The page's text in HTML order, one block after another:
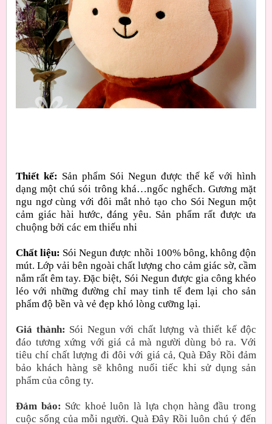
Thiết kế: Sản phẩm Sói Negun được thế kế với hình
dạng một chú sói trông khá…ngốc nghếch. Gương mặt
ngu ngơ cùng với đôi mắt nhỏ tạo cho Sói Negun một
cảm giác hài hước, đáng yêu. Sản phẩm rất được ưa
chuộng bởi các em thiếu nhi
Chất liệu: Sói Negun được nhồi 100% bông, không độn
mút. Lớp vải bên ngoài chất lượng cho cảm giác sờ, cầm
nắm rất êm tay. Đặc biệt, Sói Negun được gia công khéo
léo với những đường chỉ may tinh tế đem lại cho sản
phẩm độ bền và vẻ đẹp khó lòng cưỡng lại.
Giá thành: Sói Negun với chất lượng và thiết kế độc
đáo tương xứng với giá cả mà người dùng bỏ ra. Với
tiêu chí chất lượng đi đôi với giá cả, Quà Đây Rồi đảm
bảo khách hàng sẽ không nuối tiếc khi sử dụng sản
phẩm của công ty.
Đảm bảo: Sức khoẻ luôn là lựa chọn hàng đầu trong
cuộc sống của mỗi người. Quà Đây Rồi luôn chú ý đến